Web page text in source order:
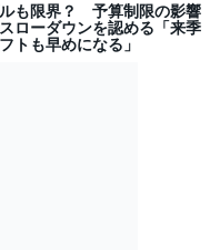
も限界？ 予算制限の影響
ローダウンを認める「来季
トも早めになる」